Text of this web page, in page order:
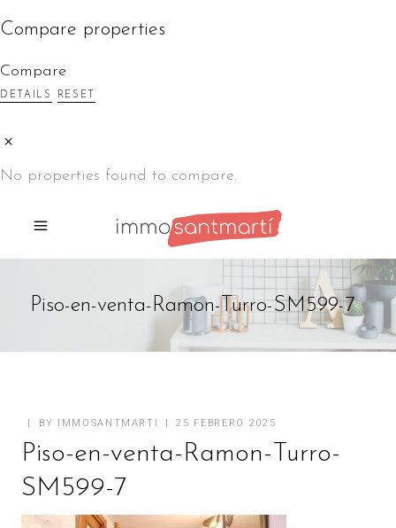
Compare properties
Compare
DETAILS RESET
No properties found to compare.
Piso-en-venta-Ramon-Turro-SM599-7
BY IMMOSANTMARTI 25 FEBRERO 2025
Piso-en-venta-Ramon-Turro-
SM599-7